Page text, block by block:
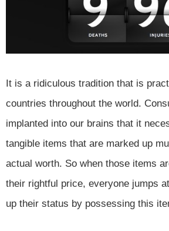
It is a ridiculous tradition that is
countries throughout the world.
implanted into our brains that it
tangible items that are marked up
actual worth. So when those items
their rightful price, everyone jumps
up their status by possessing this